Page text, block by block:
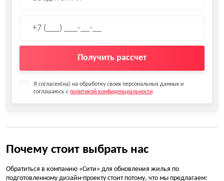
Получить рассчет
Я согласен(на) на обработку своих персональных данных и
соглашаюсь с политикой конфиденциальности
Почему стоит выбрать нас
Обратиться в компанию «Сити» для обновления жилья по
подготовленному дизайн-проекту стоит потому, что мы предлагаем: